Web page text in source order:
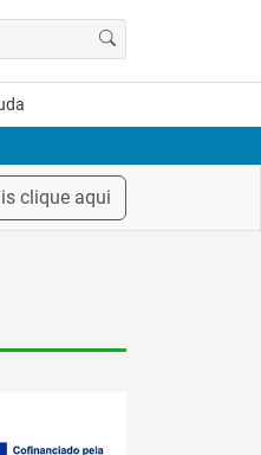
clique aqui